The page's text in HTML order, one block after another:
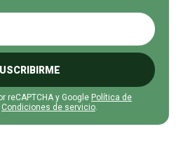
reCAPTCHA y Google Política de
Condiciones de servicio